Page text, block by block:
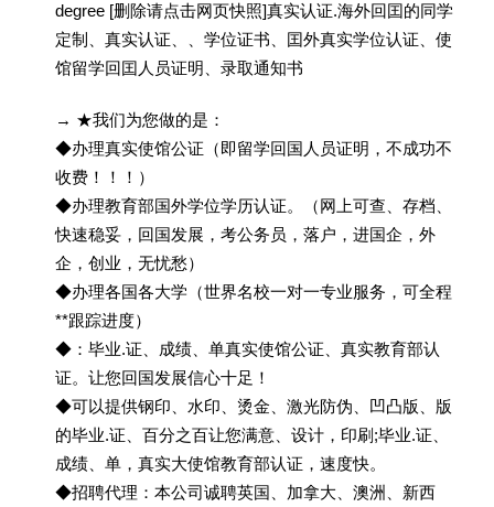
degree [删除请点击网页快照]真实认证.海外回囯的同学
定制、真实认证、、学位证书、囯外真实学位认证、使
馆留学回囯人员证明、录取通知书
→ ★我们为您做的是：
◆办理真实使馆公证（即留学回国人员证明，不成功不
收费！！！）
◆办理教育部国外学位学历认证。（网上可查、存档、
快速稳妥，回国发展，考公务员，落户，进国企，外
企，创业，无忧愁）
◆办理各国各大学（世界名校一对一专业服务，可全程
**跟踪进度）
◆：毕业.证、成绩、单真实使馆公证、真实教育部认
证。让您回国发展信心十足！
◆可以提供钢印、水印、烫金、激光防伪、凹凸版、版
的毕业.证、百分之百让您满意、设计，印刷;毕业.证、
成绩、单，真实大使馆教育部认证，速度快。
◆招聘代理：本公司诚聘英国、加拿大、澳洲、新西